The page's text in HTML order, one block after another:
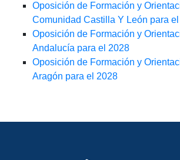
Oposición de Formación y
Comunidad Castilla Y León para
Oposición de Formación y
Andalucía para el 2028
Oposición de Formación y
Aragón para el 2028